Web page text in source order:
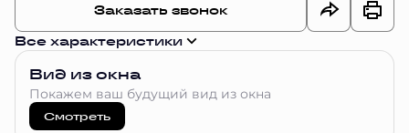
Заказать звонок
Все характеристики
Вид из окна
Покажем ваш будущий вид из окна
Смотреть